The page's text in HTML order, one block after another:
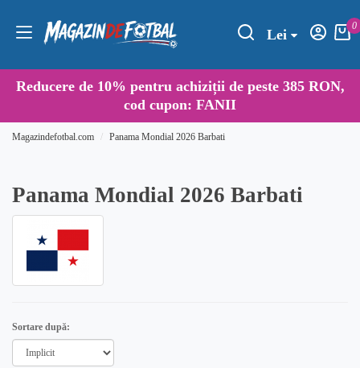
Lei
0
Reducere de 10% pentru achiziții de peste 385 RON,
cod cupon: FANII
Magazindefotbal.com Panama Mondial 2026 Barbati
Panama Mondial 2026 Barbati
Sortare după: